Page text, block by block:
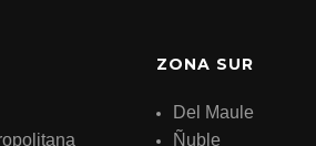
ZONA SUR
Del Maule
Ñuble